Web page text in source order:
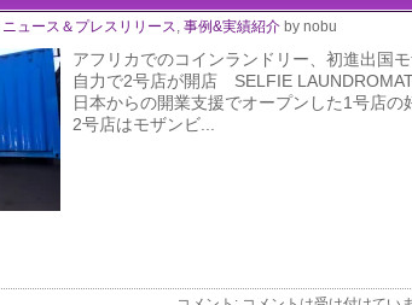
ニュース＆プレスリリース, 事例&実績紹介 by nobu
アフリカでのコインランドリー、初進出国
自力で2号店が開店 SELFIE
日本からの開業支援でオープンした1号店の
2号店はモザンビ...